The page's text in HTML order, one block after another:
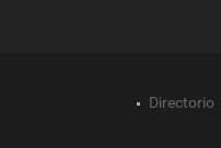
Directorio